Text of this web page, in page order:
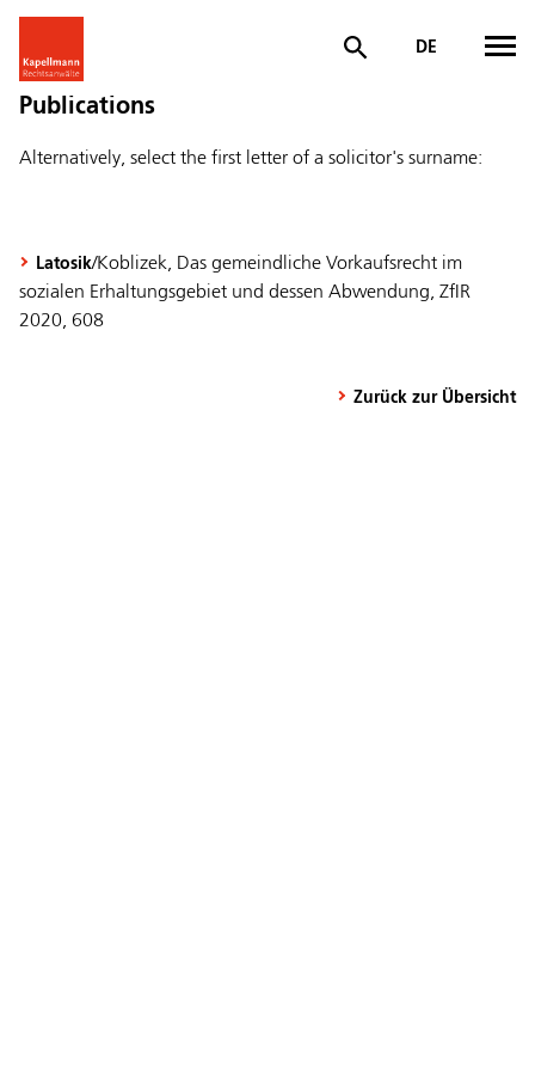
DE
Publications
Alternatively, select the first letter of a solicitor's surname:
Latosik/Koblizek, Das gemeindliche Vorkaufsrecht im
sozialen Erhaltungsgebiet und dessen Abwendung, ZfIR
2020, 608
Zurück zur Übersicht